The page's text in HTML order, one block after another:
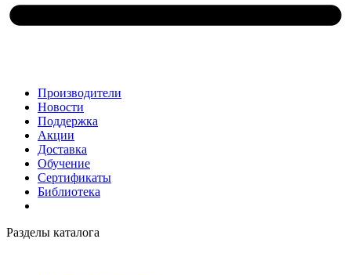
Производители
Новости
Поддержка
Акции
Доставка
Обучение
Сертификаты
Библиотека
Разделы каталога